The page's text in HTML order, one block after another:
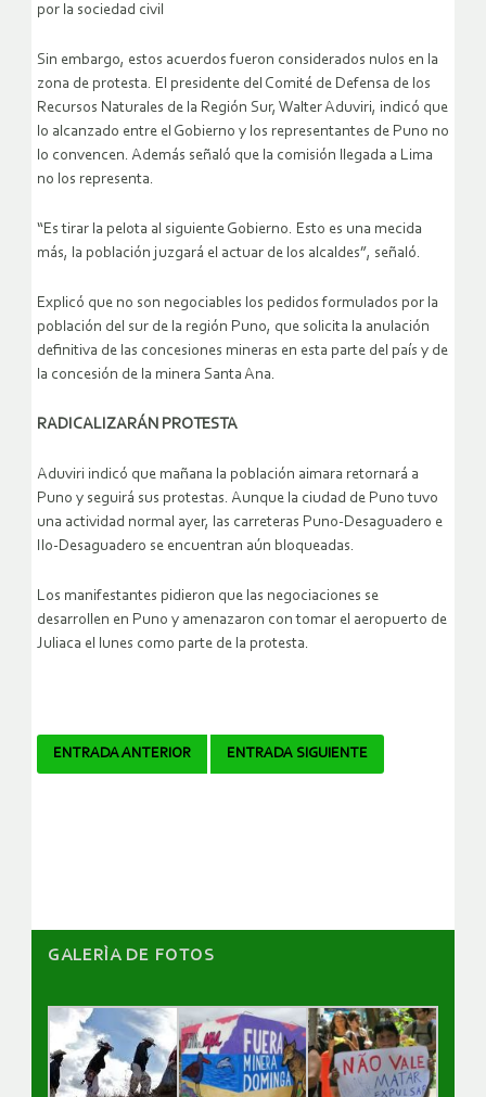
por la sociedad civil
Sin embargo, estos acuerdos fueron considerados nulos en la
zona de protesta. El presidente del Comité de Defensa de los
Recursos Naturales de la Región Sur, Walter Aduviri, indicó que
lo alcanzado entre el Gobierno y los representantes de Puno no
lo convencen. Además señaló que la comisión llegada a Lima
no los representa.
“Es tirar la pelota al siguiente Gobierno. Esto es una mecida
más, la población juzgará el actuar de los alcaldes”, señaló.
Explicó que no son negociables los pedidos formulados por la
población del sur de la región Puno, que solicita la anulación
definitiva de las concesiones mineras en esta parte del país y de
la concesión de la minera Santa Ana.
RADICALIZARÁN PROTESTA
Aduviri indicó que mañana la población aimara retornará a
Puno y seguirá sus protestas. Aunque la ciudad de Puno tuvo
una actividad normal ayer, las carreteras Puno-Desaguadero e
Ilo-Desaguadero se encuentran aún bloqueadas.
Los manifestantes pidieron que las negociaciones se
desarrollen en Puno y amenazaron con tomar el aeropuerto de
Juliaca el lunes como parte de la protesta.
Navegador
ENTRADA ANTERIOR ENTRADA SIGUIENTE
GALERÌA DE FOTOS